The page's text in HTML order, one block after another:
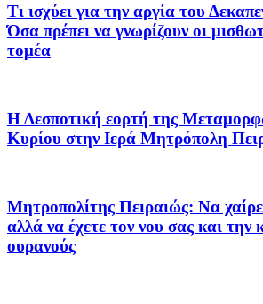
Τι ισχύει για την αργία του
Όσα πρέπει να γνωρίζουν οι
τομέα
Η Δεσποτική εορτή της
Κυρίου στην Ιερά Μητρόπολη
Μητροπολίτης Πειραιώς: Να
αλλά να έχετε τον νου σας και την
ουρανούς